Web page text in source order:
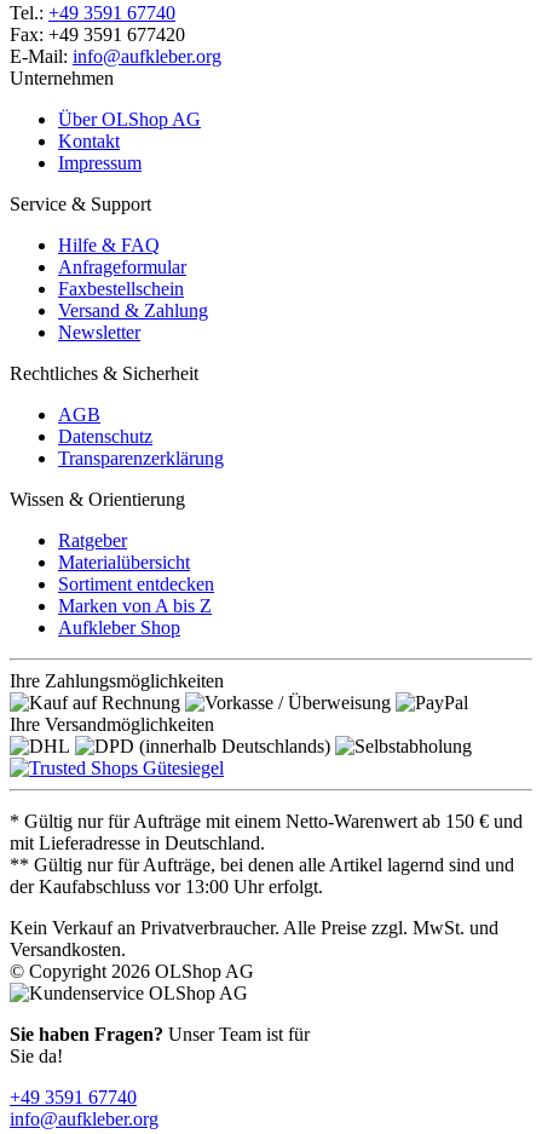
Tel.: +49 3591 67740
Fax: +49 3591 677420
E-Mail: info@aufkleber.org
Unternehmen
Über OLShop AG
Kontakt
Impressum
Service & Support
Hilfe & FAQ
Anfrageformular
Faxbestellschein
Versand & Zahlung
Newsletter
Rechtliches & Sicherheit
AGB
Datenschutz
Transparenzerklärung
Wissen & Orientierung
Ratgeber
Materialübersicht
Sortiment entdecken
Marken von A bis Z
Aufkleber Shop
Ihre Zahlungsmöglichkeiten
Ihre Versandmöglichkeiten
* Gültig nur für Aufträge mit einem Netto-Warenwert ab 150 € und
mit Lieferadresse in Deutschland.
** Gültig nur für Aufträge, bei denen alle Artikel lagernd sind und
der Kaufabschluss vor 13:00 Uhr erfolgt.
Kein Verkauf an Privatverbraucher. Alle Preise zzgl. MwSt. und
Versandkosten.
© Copyright 2026 OLShop AG
Sie haben Fragen? Unser Team ist für
Sie da!
+49 3591 67740
info@aufkleber.org